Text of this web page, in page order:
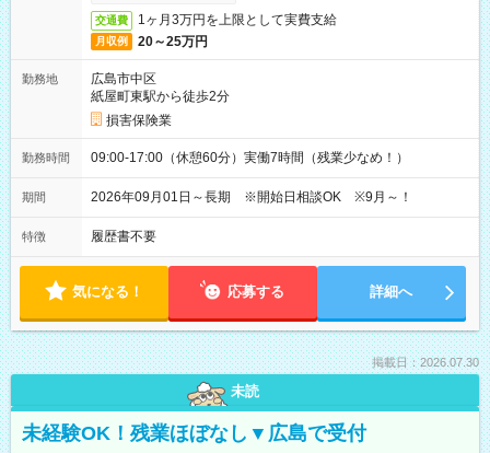
交通費 1ヶ月3万円を上限として実費支給
月収例 20～25万円
勤務地
広島市中区
紙屋町東駅から徒歩2分
損害保険業
勤務時間 09:00-17:00（休憩60分）実働7時間（残業少なめ！）
期間 2026年09月01日～長期 ※開始日相談OK ※9月～！
特徴 履歴書不要
気になる！ 応募する 詳細へ
掲載日：2026.07.30
未読
未経験OK！残業ほぼなし▼広島で受付